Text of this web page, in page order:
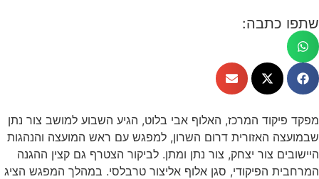
שתפו כתבה:
מפקד פיקוד המרכז, האלוף אבי בלוט, הגיע השבוע למושב צור נתן
שבמועצה האזורית דרום השרון, למפגש עם ראש המועצה והנהגות
היישובים צור יצחק, צור נתן ומתן. לביקור הצטרף גם קצין ההגנה
המרחבית הפיקודי, סגן אלוף אליצור טרבלסי. במהלך המפגש הציג